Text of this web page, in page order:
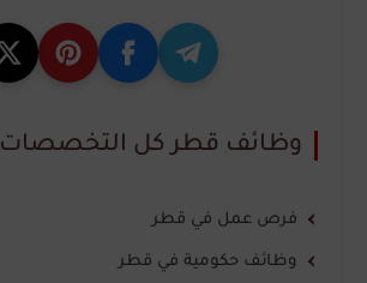
وظائف قطر كل التخصصات
فرص عمل في قطر
وظائف حكومية في قطر